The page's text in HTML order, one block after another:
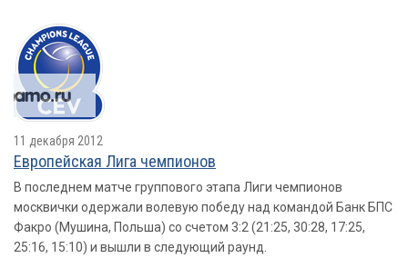
11 декабря 2012
Европейская Лига чемпионов
В последнем матче группового этапа Лиги чемпионов
москвички одержали волевую победу над командой Банк БПС
Факро (Мушина, Польша) со счетом 3:2 (21:25, 30:28, 17:25,
25:16, 15:10) и вышли в следующий раунд.